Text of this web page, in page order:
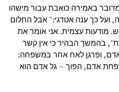
באמירה כואבת עבור מישהו
ועל כך ענה אטדגי:" אבל החלום
מודעות עצמית. אני אומר את
בהמשך הבהיר כי אין קשר
ופרגן לאח אחר במשפחה:
אדם, הפוך – גל אדם הוא